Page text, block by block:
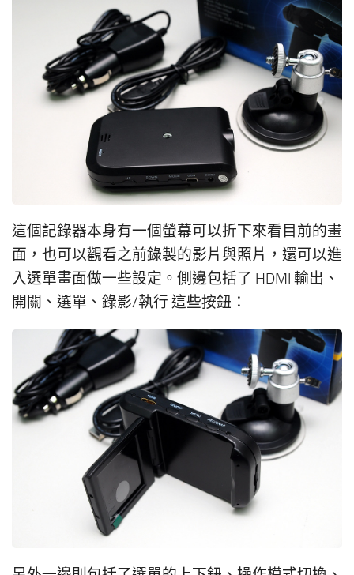
這個記錄器本身有一個螢幕可以折下來看目前的畫
面，也可以觀看之前錄製的影片與照片，還可以進
入選單畫面做一些設定。側邊包括了 HDMI 輸出、
開關、選單、錄影/執行 這些按鈕：